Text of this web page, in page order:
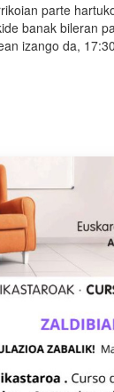
parte
banak bileran
izango da,